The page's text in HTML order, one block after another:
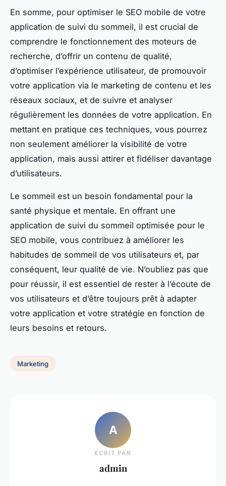
En somme, pour optimiser le SEO mobile de votre
application de suivi du sommeil, il est crucial de
comprendre le fonctionnement des moteurs de
recherche, d’offrir un contenu de qualité,
d’optimiser l’expérience utilisateur, de promouvoir
votre application via le marketing de contenu et les
réseaux sociaux, et de suivre et analyser
régulièrement les données de votre application. En
mettant en pratique ces techniques, vous pourrez
non seulement améliorer la visibilité de votre
application, mais aussi attirer et fidéliser davantage
d’utilisateurs.
Le sommeil est un besoin fondamental pour la
santé physique et mentale. En offrant une
application de suivi du sommeil optimisée pour le
SEO mobile, vous contribuez à améliorer les
habitudes de sommeil de vos utilisateurs et, par
conséquent, leur qualité de vie. N’oubliez pas que
pour réussir, il est essentiel de rester à l’écoute de
vos utilisateurs et d’être toujours prêt à adapter
votre application et votre stratégie en fonction de
leurs besoins et retours.
Marketing
A
ECRIT PAR
admin